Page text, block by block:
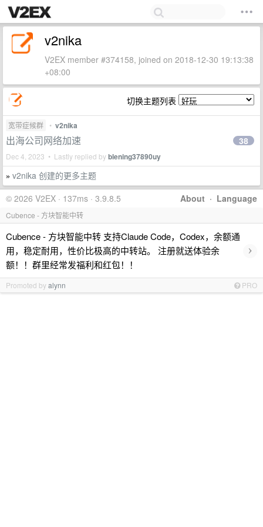
v2nika
V2EX member #374158, joined on 2018-12-30 19:13:38
+08:00
切换主题列表
宽带症候群 • v2nika
出海公司网络加速
Dec 4, 2023 • Lastly replied byblening37890uy
38
» v2nika 创建的更多主题
About · Language
© 2026 V2EX · 137ms · 3.9.8.5
Cubence - 方块智能中转
Cubence - 方块智能中转 支持Claude Code，Codex，余额通
用，稳定耐用，性价比极高的中转站。 注册就送体验余
额！！群里经常发福利和红包！！
›
Promoted byalynn PRO